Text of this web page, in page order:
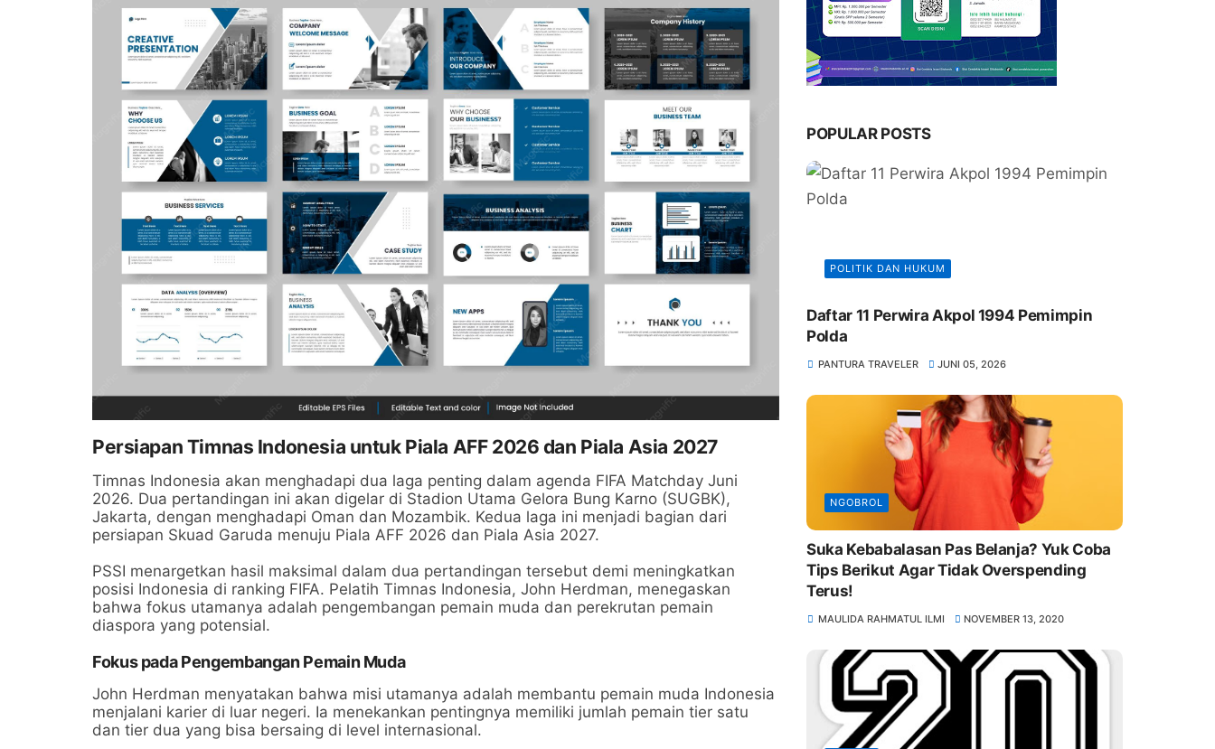
Persiapan Timnas Indonesia untuk Piala AFF 2026 dan Piala Asia 2027
Timnas Indonesia akan menghadapi dua laga penting dalam agenda FIFA Matchday Juni
2026. Dua pertandingan ini akan digelar di Stadion Utama Gelora Bung Karno (SUGBK),
Jakarta, dengan menghadapi Oman dan Mozambik. Kedua laga ini menjadi bagian dari
persiapan Skuad Garuda menuju Piala AFF 2026 dan Piala Asia 2027.
PSSI menargetkan hasil maksimal dalam dua pertandingan tersebut demi meningkatkan
posisi Indonesia di ranking FIFA. Pelatih Timnas Indonesia, John Herdman, menegaskan
bahwa fokus utamanya adalah pengembangan pemain muda dan perekrutan pemain
diaspora yang potensial.
Fokus pada Pengembangan Pemain Muda
John Herdman menyatakan bahwa misi utamanya adalah membantu pemain muda Indonesia
menjalani karier di luar negeri. Ia menekankan pentingnya memiliki jumlah pemain tier satu
dan tier dua yang bisa bersaing di level internasional.
POPULAR POSTS
POLITIK DAN HUKUM
Daftar 11 Perwira Akpol 1994 Pemimpin
Polda
PANTURA TRAVELER JUNI 05, 2026
NGOBROL
Suka Kebabalasan Pas Belanja? Yuk Coba
Tips Berikut Agar Tidak Overspending
Terus!
MAULIDA RAHMATUL ILMI NOVEMBER 13, 2020